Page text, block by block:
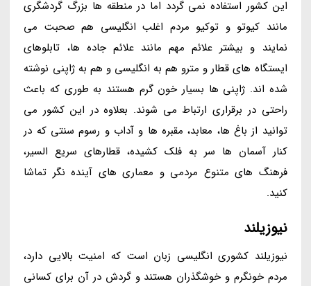
این کشور استفاده نمی گردد اما در منطقه ها بزرگ گردشگری
مانند کیوتو و توکیو مردم اغلب انگلیسی هم صحبت می
نمایند و بیشتر علائم مهم مانند علائم جاده ها، تابلوهای
ایستگاه های قطار و مترو هم به انگلیسی و هم به ژاپنی نوشته
شده اند. ژاپنی ها بسیار خون گرم هستند به طوری که باعث
راحتی در برقراری ارتباط می شوند. بعلاوه در این کشور می
توانید از باغ ها، معابد، مقبره ها و آداب و رسوم سنتی که در
کنار آسمان ها سر به فلک کشیده، قطارهای سریع السیر،
فرهنگ های متنوع مردمی و معماری های آینده نگر تماشا
کنید.
نیوزیلند
نیوزیلند کشوری انگلیسی زبان است که امنیت بالایی دارد،
مردم خونگرم و خوشگذران هستند و گردش در آن برای کسانی